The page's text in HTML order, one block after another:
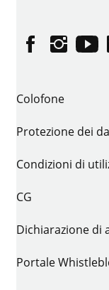
Facebook
Colofone
Protezione dei
Condizioni di
CG
Dichiarazione di
Portale